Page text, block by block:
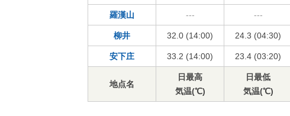
羅漢山 --- ---
柳井 32.0 (14:00) 24.3 (04:30)
安下庄 33.2 (14:00) 23.4 (03:20)
地点名
日最高
気温(℃)
日最低
気温(℃)